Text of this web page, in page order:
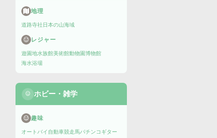
地理
道路寺社 日本の山海域
レジャー
遊園地水族館美術館動物園博物館
海水浴場
ホビー・雑学
趣味
オートバイ 自動車競走馬パチンコ ギター